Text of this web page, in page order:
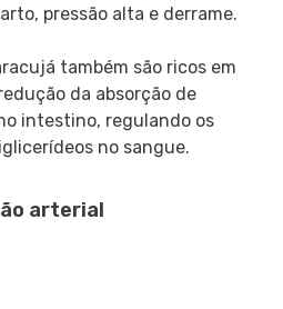
pressão alta e derrame.
também são ricos em
da absorção de
intestino, regulando os
no sangue.
arterial